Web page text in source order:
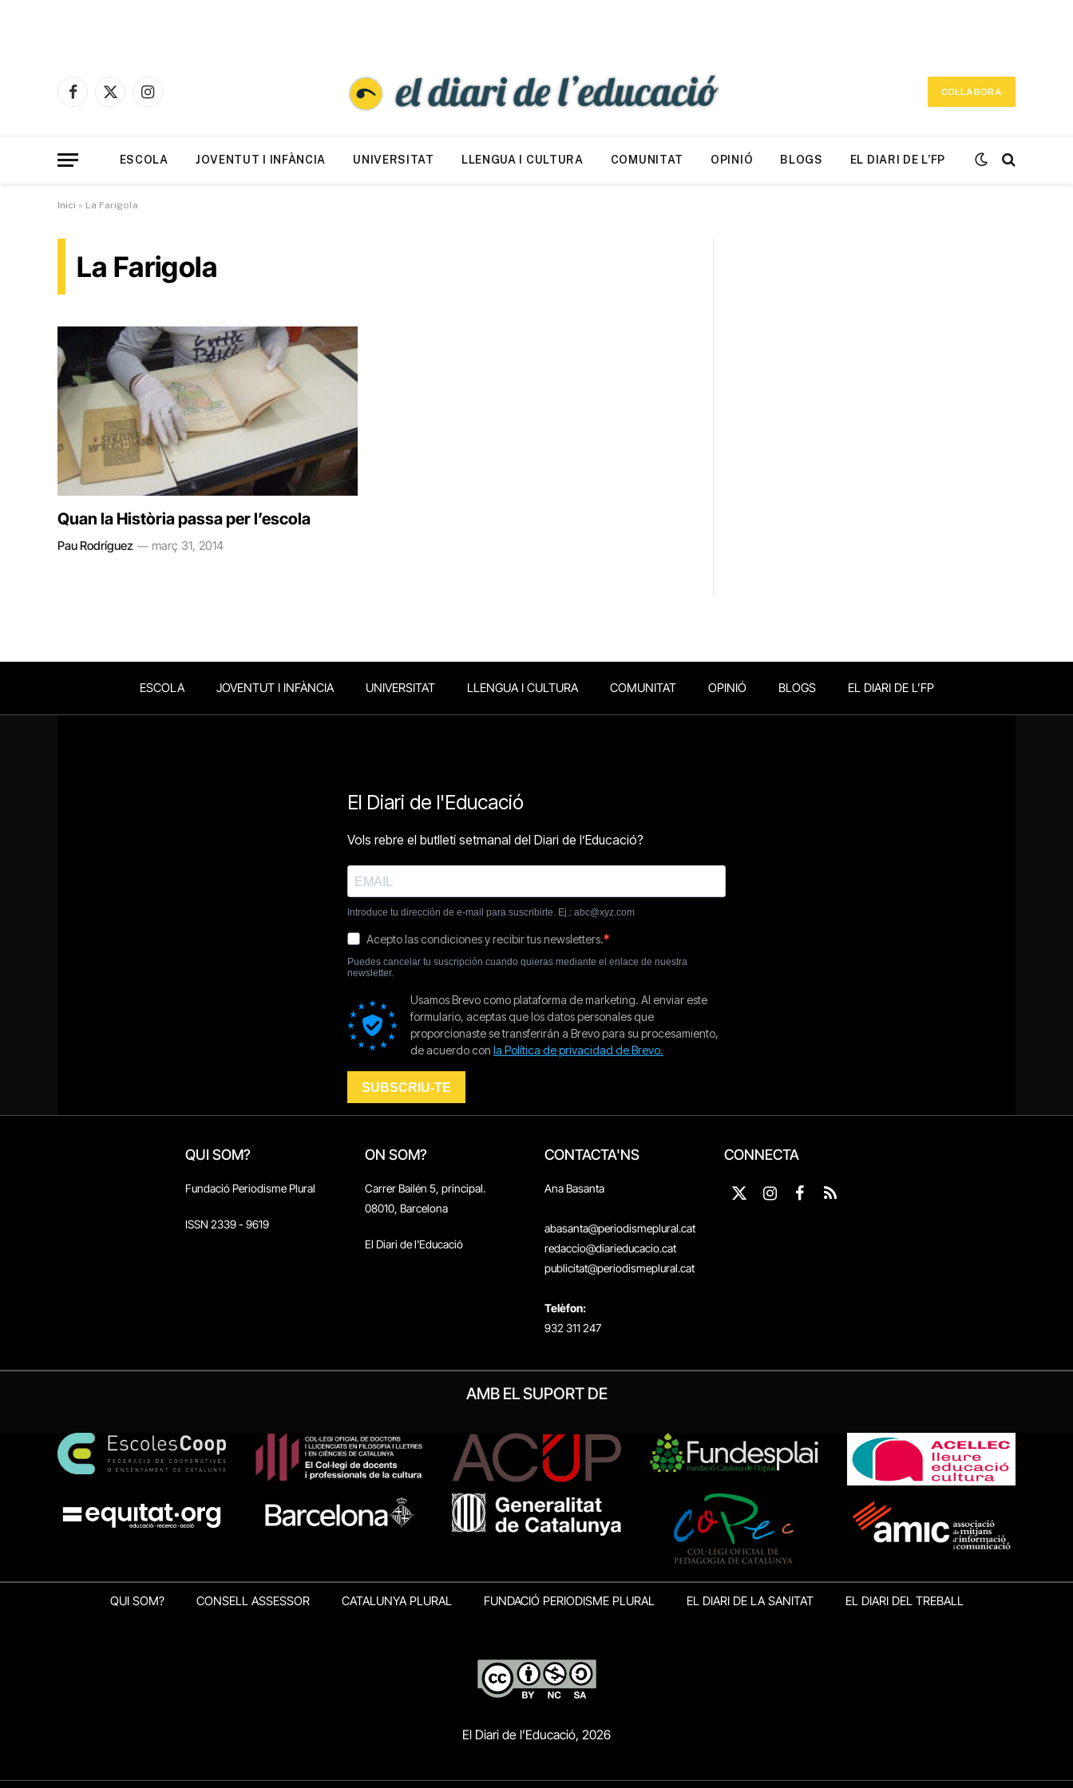
Facebook
X
Instagram
COL·LABORA
ESCOLA JOVENTUT I INFÀNCIA UNIVERSITAT LLENGUA I CULTURA COMUNITAT OPINIÓ BLOGS EL DIARI DE L’FP
Inici » La Farigola
La Farigola
Quan la Història passa per l’escola
Pau Rodríguez març 31, 2014
ESCOLA JOVENTUT I INFÀNCIA UNIVERSITAT LLENGUA I CULTURA COMUNITAT OPINIÓ BLOGS EL DIARI DE L’FP
QUI SOM?
Fundació Periodisme Plural
ISSN 2339 - 9619
ON SOM?
Carrer Bailén 5, principal.
08010, Barcelona
El Diari de l'Educació
CONTACTA'NS
Ana Basanta
abasanta@periodismeplural.cat
redaccio@diarieducacio.cat
publicitat@periodismeplural.cat
Telèfon:
932 311 247
CONNECTA
X
Instagram
Facebook
RSS
AMB EL SUPORT DE
QUI SOM? CONSELL ASSESSOR CATALUNYA PLURAL FUNDACIÓ PERIODISME PLURAL EL DIARI DE LA SANITAT EL DIARI DEL TREBALL
El Diari de l’Educació, 2026